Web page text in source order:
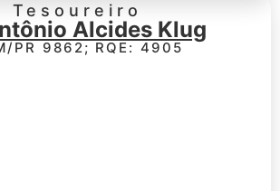
Tesoureiro
Alcides Klug
PR 9862; RQE: 4905